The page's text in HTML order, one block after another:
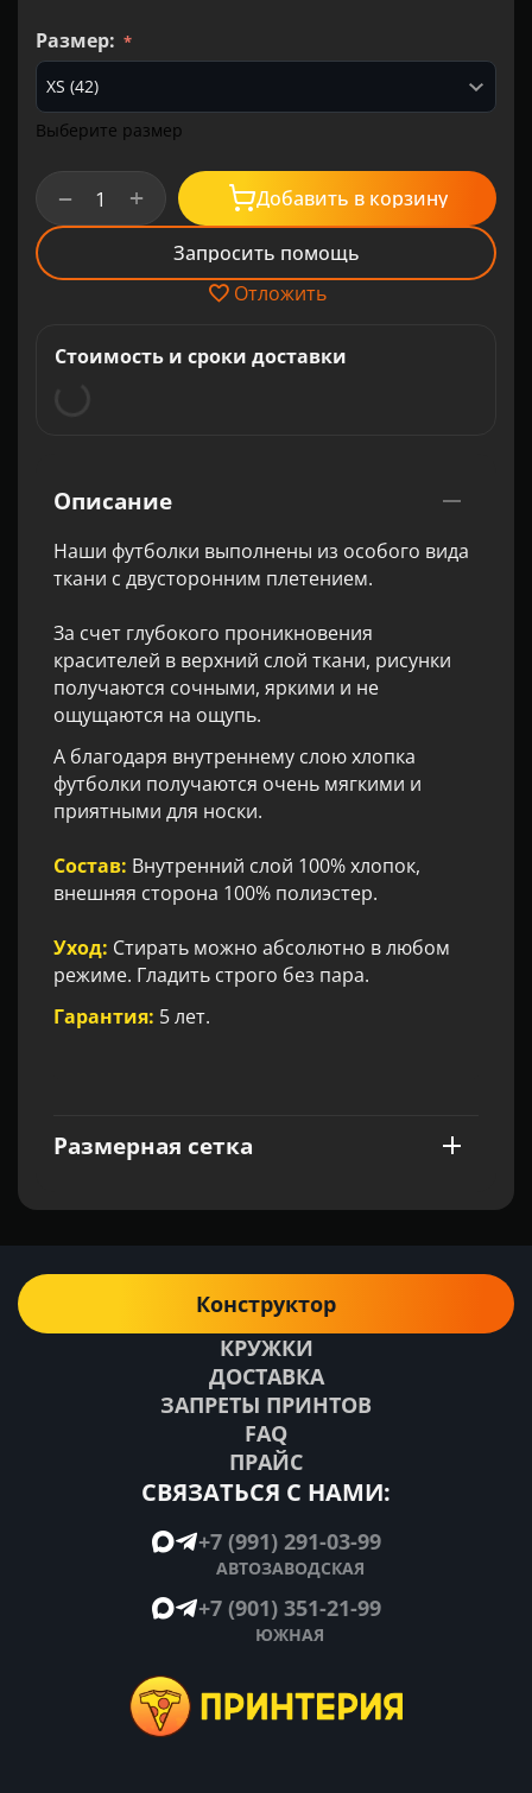
Размер:
Выберите размер
+
− Добавить в корзину
Запросить помощь
Отложить
Стоимость и сроки доставки
Описание
Наши футболки выполнены из особого вида
ткани с двусторонним плетением.
За счет глубокого проникновения
красителей в верхний слой ткани, рисунки
получаются сочными, яркими и не
ощущаются на ощупь.
А благодаря внутреннему слою хлопка
футболки получаются очень мягкими и
приятными для носки.
Состав: Внутренний слой 100% хлопок,
внешняя сторона 100% полиэстер.
Уход: Стирать можно абсолютно в любом
режиме. Гладить строго без пара.
Гарантия: 5 лет.
Размерная сетка
СВЯЗАТЬСЯ С НАМИ:
+7 (991) 291-03-99
АВТОЗАВОДСКАЯ
+7 (901) 351-21-99
ЮЖНАЯ
КРУЖКИ
ДОСТАВКА
ЗАПРЕТЫ ПРИНТОВ
FAQ
ПРАЙС
Конструктор